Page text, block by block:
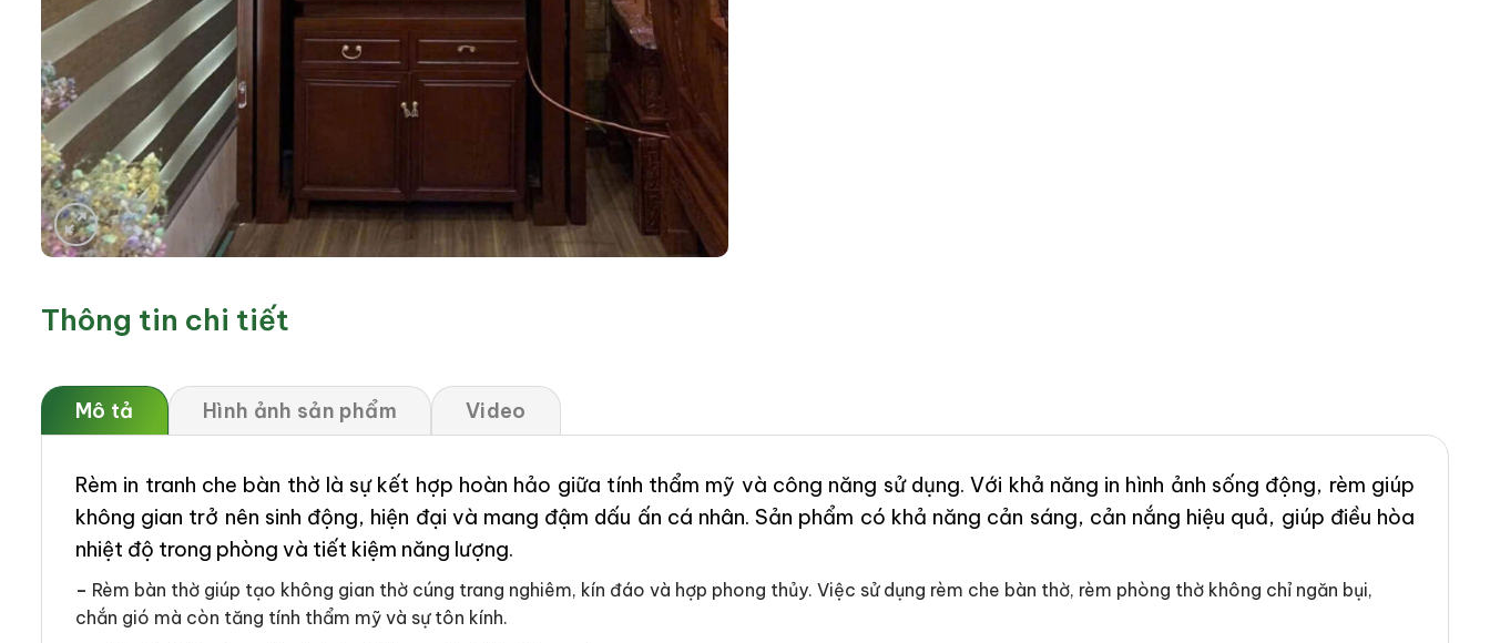
Thông tin chi tiết
Mô tả Hình ảnh sản phẩm Video
Rèm in tranh che bàn thờ là sự kết hợp hoàn hảo giữa tính thẩm mỹ và công năng sử dụng. Với khả năng in hình ảnh sống động, rèm giúp
không gian trở nên sinh động, hiện đại và mang đậm dấu ấn cá nhân. Sản phẩm có khả năng cản sáng, cản nắng hiệu quả, giúp điều hòa
nhiệt độ trong phòng và tiết kiệm năng lượng.
– Rèm bàn thờ giúp tạo không gian thờ cúng trang nghiêm, kín đáo và hợp phong thủy. Việc sử dụng rèm che bàn thờ, rèm phòng thờ không chỉ ngăn bụi,
chắn gió mà còn tăng tính thẩm mỹ và sự tôn kính.